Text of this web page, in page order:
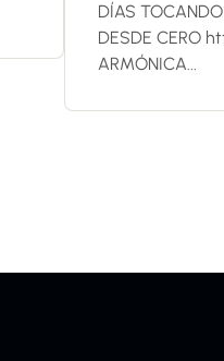
DÍAS
DESDE CERO
ARMÓNICA...